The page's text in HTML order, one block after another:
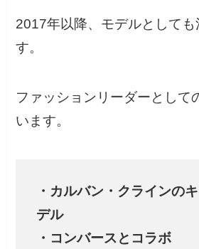
2017年以降、モデルとしても
す。
ファッションリーダーとして
います。
・カルバン・クラインの
デル
・コンバースとコラボ